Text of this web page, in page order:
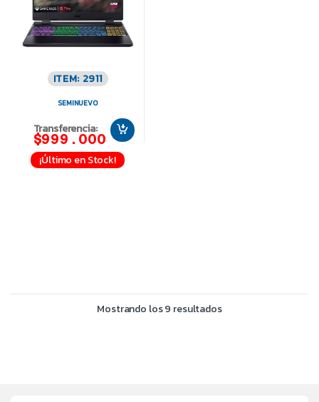
ITEM: 2911
SEMINUEVO
Transferencia:
$999.000
¡Último en Stock!
Mostrando los 9 resultados